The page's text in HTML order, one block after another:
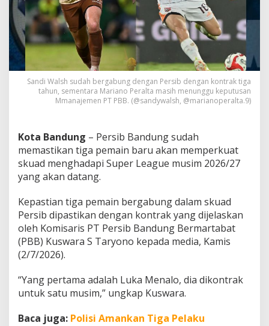
a
K
o
n
r
a
k
P
j
n
g
n
g
g
a
K
a
s
a
Sandi Walsh sudah bergabung dengan Persib dengan kontrak tiga
tahun, sementara Mariano Peralta masih menunggu keputusan
Mmanajemen PT PBB. (@sandywalsh, @marianoperalta.9)
Kota Bandung – Persib Bandung sudah
memastikan tiga pemain baru akan memperkuat
skuad menghadapi Super League musim 2026/27
yang akan datang.
Kepastian tiga pemain bergabung dalam skuad
Persib dipastikan dengan kontrak yang dijelaskan
oleh Komisaris PT Persib Bandung Bermartabat
(PBB) Kuswara S Taryono kepada media, Kamis
(2/7/2026).
“Yang pertama adalah Luka Menalo, dia dikontrak
untuk satu musim,” ungkap Kuswara.
Baca juga: Polisi Amankan Tiga Pelaku